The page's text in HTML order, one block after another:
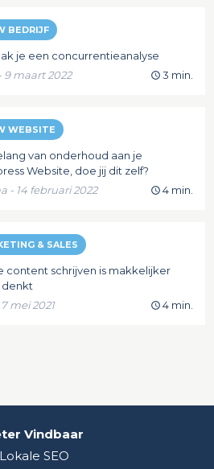
BEDRIJF
je een concurrentieanalyse
9 maart 2022
3 min.
WEBSITE
van onderhoud aan je
Website, doe jij dit zelf?
- 14 februari 2022
4 min.
& SALES
content schrijven is makkelijker
denkt
mei 2021
4 min.
Vindbaar
Lokale SEO